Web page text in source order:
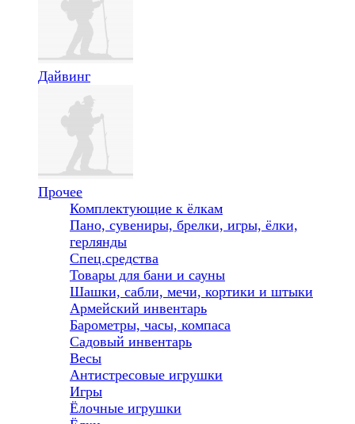
Дайвинг
Прочее
Комплектующие к ёлкам
Пано, сувениры, брелки, игры, ёлки,
герлянды
Спец.средства
Товары для бани и сауны
Шашки, сабли, мечи, кортики и штыки
Армейский инвентарь
Барометры, часы, компаса
Садовый инвентарь
Весы
Антистресовые игрушки
Игры
Ёлочные игрушки